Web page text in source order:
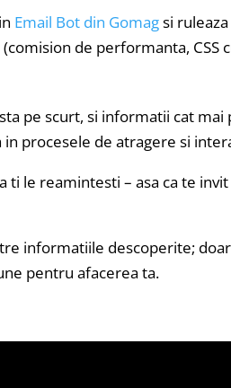
Email Bot din Gomagsi
(comision de performanta, CSS
pe scurt, si informatii cat
procesele de atragere si
ti le reamintesti – asa ca te
informatiile descoperite;
pentru afacerea ta.